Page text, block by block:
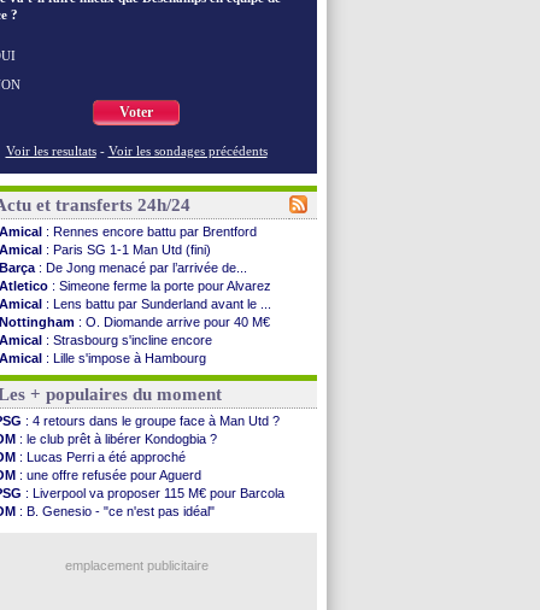
?
Voter
Voir les resultats - Voir les sondages précédents
et transferts 24h/24
Amical : Rennes encore battu par Brentford
Amical : Paris SG 1-1 Man Utd (fini)
Barça : De Jong menacé par l’arrivée de...
Atletico : Simeone ferme la porte pour Alvarez
Amical : Lens battu par Sunderland avant le ...
Nottingham : O. Diomande arrive pour 40 M€
Amical : Strasbourg s'incline encore
Amical : Lille s'impose à Hambourg
Lens: Ganiou prolongé jusqu'en 2030 (officiel)
OM: le PSG, les précisions de Benatia
: Paris SG-Man Utd, les compos
Amical : Chelsea corrige l'AC Milan
Argentine : Messi perd son papa
Amical: l'Inter s'offre la Juventus
Atletico : Almada rejoint River Plate (off.)
Monaco: Camara a la cote en Angleterre
Amical: encore une défaite pour Strasbourg
: Rennes s'incline contre Brentford
+ populaires du moment
: 4 retours dans le groupe face à Man Utd ?
: le club prêt à libérer Kondogbia ?
: Lucas Perri a été approché
: une offre refusée pour Aguerd
: Liverpool va proposer 115 M€ pour Barcola
: B. Genesio - "ce n'est pas idéal"
emplacement publicitaire